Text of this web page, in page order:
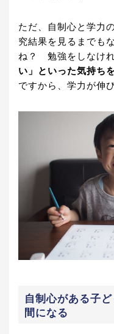
ただ、自制心と学力
究結果を見るまでも
ね？ 勉強をしなけれ
い」といった気持ち
ですから、学力が伸
自制心がある子
間になる